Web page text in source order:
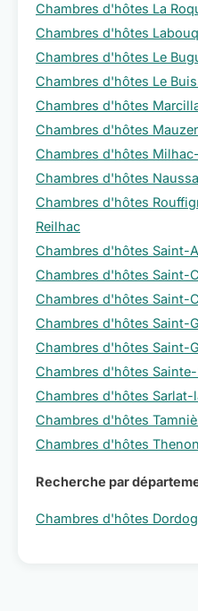
Chambres d'hôtes La
Chambres d'hôtes
Chambres d'hôtes Le
Chambres d'hôtes Le
Chambres d'hôtes
Chambres d'hôtes
Chambres d'hôtes
Chambres d'hôtes
Chambres d'hôtes
Reilhac
Chambres d'hôtes Saint-
Chambres d'hôtes Saint-
Chambres d'hôtes Saint-
Chambres d'hôtes Saint-
Chambres d'hôtes Saint-
Chambres d'hôtes
Chambres d'hôtes Sarlat-
Chambres d'hôtes
Chambres d'hôtes Thenon
Recherche par
Chambres d'hôtes